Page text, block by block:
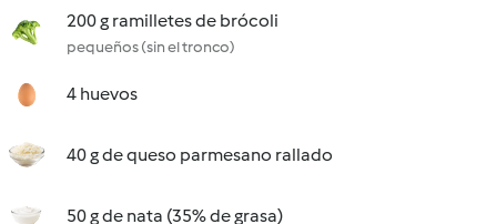
200 g ramilletes de brócoli
pequeños (sin el tronco)
4 huevos
40 g de queso parmesano rallado
50 g de nata (35% de grasa)